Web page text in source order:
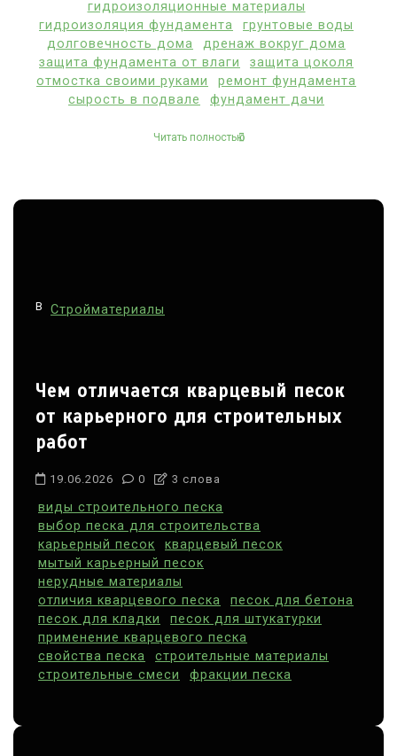
гидроизоляционные материалы
гидроизоляция фундамента
грунтовые воды
долговечность дома
дренаж вокруг дома
защита фундамента от влаги
защита цоколя
отмостка своими руками
ремонт фундамента
сырость в подвале
фундамент дачи
Читать полностью
В Стройматериалы
Чем отличается кварцевый песок
от карьерного для строительных
работ
19.06.2026 0 3 слова
виды строительного песка
выбор песка для строительства
карьерный песок
кварцевый песок
мытый карьерный песок
нерудные материалы
отличия кварцевого песка
песок для бетона
песок для кладки
песок для штукатурки
применение кварцевого песка
свойства песка
строительные материалы
строительные смеси
фракции песка